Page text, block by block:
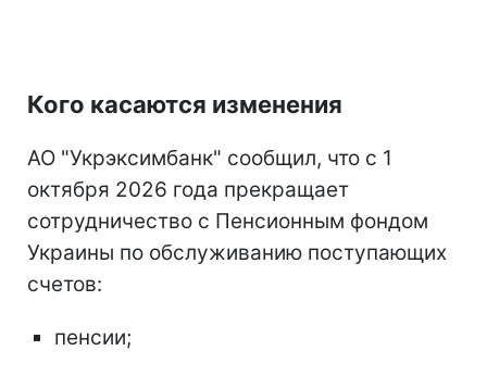
Кого касаются изменения
АО "Укрэксимбанк" сообщил, что с 1
октября 2026 года прекращает
сотрудничество с Пенсионным фондом
Украины по обслуживанию поступающих
счетов:
пенсии;